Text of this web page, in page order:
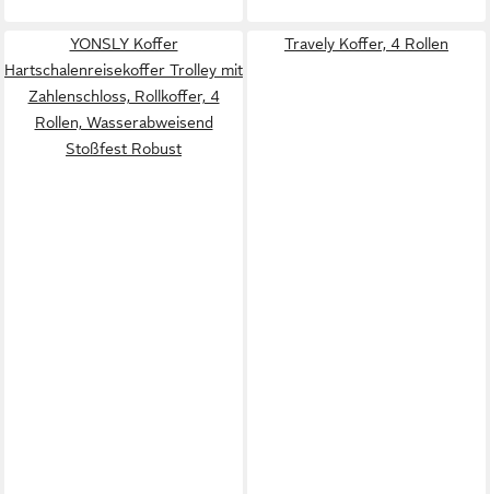
YONSLY Koffer
Hartschalenreisekoffer Trolley mit
Zahlenschloss, Rollkoffer, 4
Rollen, Wasserabweisend
Stoßfest Robust
Travely Koffer, 4 Rollen